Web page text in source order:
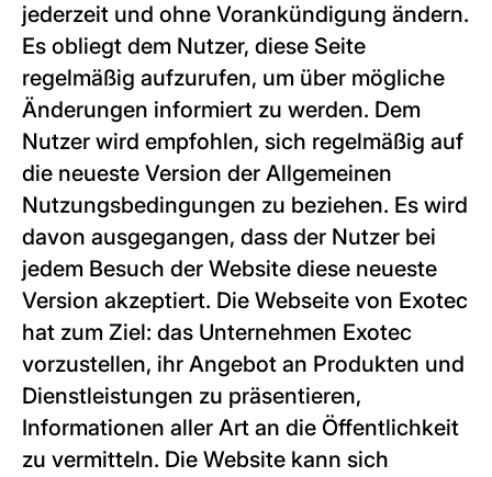
jederzeit und ohne Vorankündigung ändern.
Es obliegt dem Nutzer, diese Seite
regelmäßig aufzurufen, um über mögliche
Änderungen informiert zu werden. Dem
Nutzer wird empfohlen, sich regelmäßig auf
die neueste Version der Allgemeinen
Nutzungsbedingungen zu beziehen. Es wird
davon ausgegangen, dass der Nutzer bei
jedem Besuch der Website diese neueste
Version akzeptiert. Die Webseite von Exotec
hat zum Ziel: das Unternehmen Exotec
vorzustellen, ihr Angebot an Produkten und
Dienstleistungen zu präsentieren,
Informationen aller Art an die Öffentlichkeit
zu vermitteln. Die Website kann sich